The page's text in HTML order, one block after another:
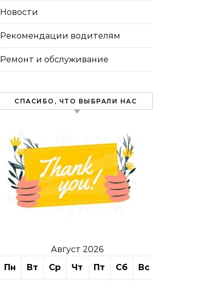
Новости
Рекомендации водителям
Ремонт и обслуживание
СПАСИБО, ЧТО ВЫБРАЛИ НАС
Август 2026
Пн
Вт Ср Чт Пт Сб Вс